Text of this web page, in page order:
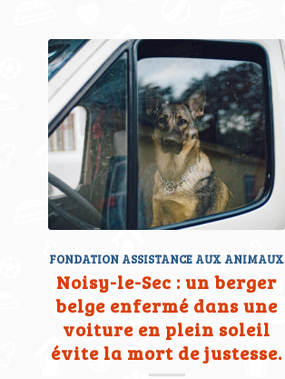
FONDATION ASSISTANCE AUX ANIMAUX
Noisy-le-Sec : un berger
belge enfermé dans une
voiture en plein soleil
évite la mort de justesse.